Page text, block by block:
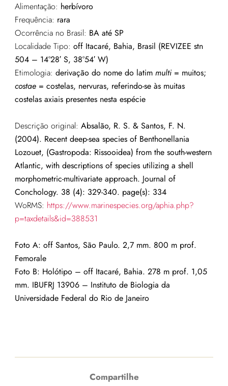
Alimentação: herbívoro
Frequência: rara
Ocorrência no Brasil: BA até SP
Localidade Tipo: off Itacaré, Bahia, Brasil (REVIZEE stn
504 – 14°28′ S, 38°54′ W)
Etimologia: derivação do nome do latim multi= muitos;
costae= costelas, nervuras, referindo-se às muitas
costelas axiais presentes nesta espécie
Descrição original: Absalão, R. S. & Santos, F. N.
(2004). Recent deep-sea species of Benthonellania
Lozouet, (Gastropoda: Rissooidea) from the south-western
Atlantic, with descriptions of species utilizing a shell
morphometric-multivariate approach. Journal of
Conchology. 38 (4): 329-340. page(s): 334
WoRMS: https://www.marinespecies.org/aphia.php?
p=taxdetails&id=388531
Foto A: off Santos, São Paulo. 2,7 mm. 800 m prof.
Femorale
Foto B: Holótipo – off Itacaré, Bahia. 278 m prof. 1,05
mm. IBUFRJ 13906 – Instituto de Biologia da
Universidade Federal do Rio de Janeiro
Compartilhe